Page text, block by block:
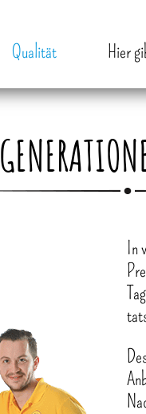
Qualität Hier
In